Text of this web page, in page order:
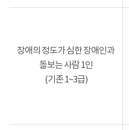
장애의 정도가 심한 장애인과
돌보는 사람 1인
(기존 1~3급)